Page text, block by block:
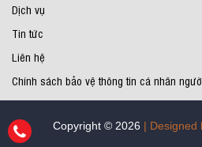
Dịch vụ
Tin tức
Liên hệ
Chính sách bảo vệ thông tin cá nhân
Copyright © 2026 | Designed